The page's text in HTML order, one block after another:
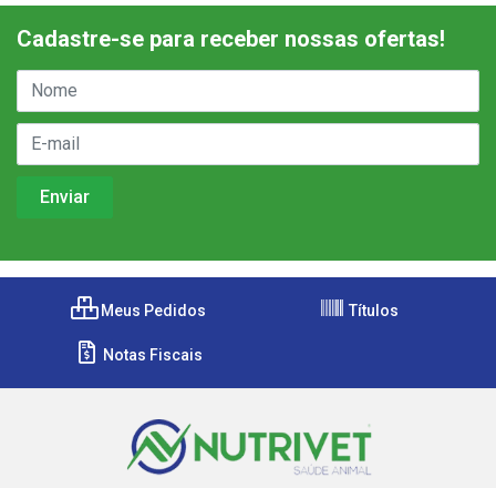
Cadastre-se para receber nossas ofertas!
Meus Pedidos Títulos
Notas Fiscais